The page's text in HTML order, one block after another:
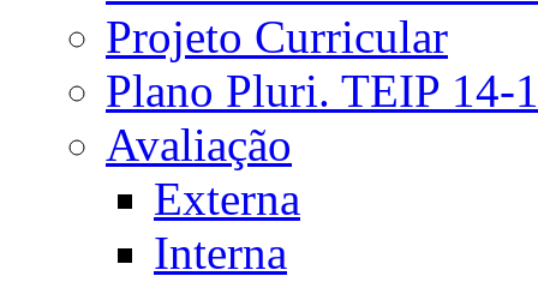
Projeto Curricular
Plano Pluri. TEIP 14-
Avaliação
Externa
Interna